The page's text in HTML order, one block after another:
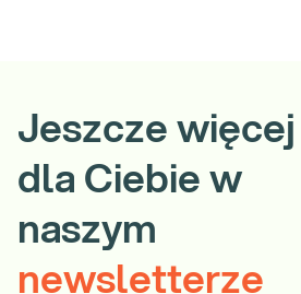
Jeszcze więcej
dla Ciebie w
naszym
newsletterze